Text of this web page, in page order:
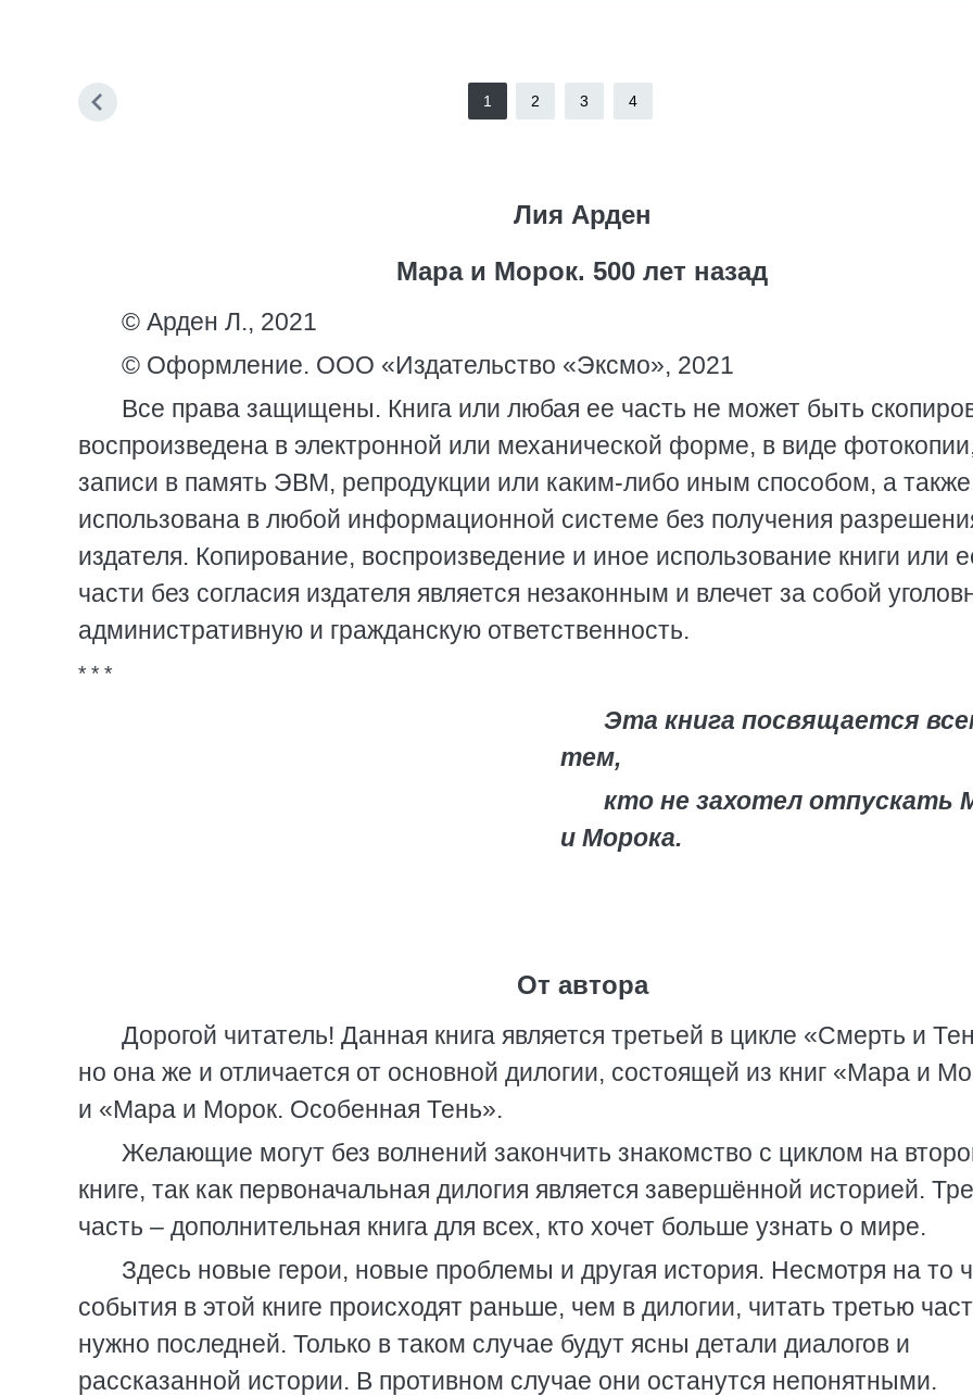
1 2 3 4
Лия Арден
Мара и Морок. 500 лет назад
© Арден Л., 2021
© Оформление. ООО «Издательство «Эксмо», 2021
Все права защищены. Книга или любая ее часть не может быть
воспроизведена в электронной или механической форме, в виде
записи в память ЭВМ, репродукции или каким-либо иным способом, а также
использована в любой информационной системе без получения
издателя. Копирование, воспроизведение и иное использование книги или
части без согласия издателя является незаконным и влечет за собой
административную и гражданскую ответственность.
* * *
Эта книга посвящается
тем,
кто не захотел отпускать
и Морока.
От автора
Дорогой читатель! Данная книга является третьей в цикле «Смерть и
но она же и отличается от основной дилогии, состоящей из книг «Мара и
и «Мара и Морок. Особенная Тень».
Желающие могут без волнений закончить знакомство с циклом на
книге, так как первоначальная дилогия является завершённой историей.
часть – дополнительная книга для всех, кто хочет больше узнать о мире.
Здесь новые герои, новые проблемы и другая история. Несмотря на то
события в этой книге происходят раньше, чем в дилогии, читать третью
нужно последней. Только в таком случае будут ясны детали диалогов и
рассказанной истории. В противном случае они останутся непонятными.